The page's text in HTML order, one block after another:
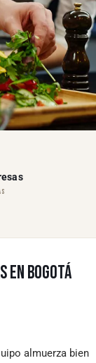
EN BOGOTÁ
almuerza bien